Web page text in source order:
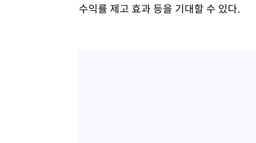
수익률 제고 효과 등을 기대할 수 있다.